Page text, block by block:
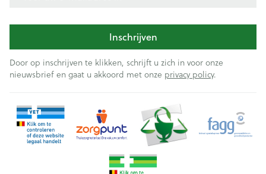
Inschrijven
Door op inschrijven te klikken, schrijft u zich in voor onze
nieuwsbrief en gaat u akkoord met onze privacy policy.